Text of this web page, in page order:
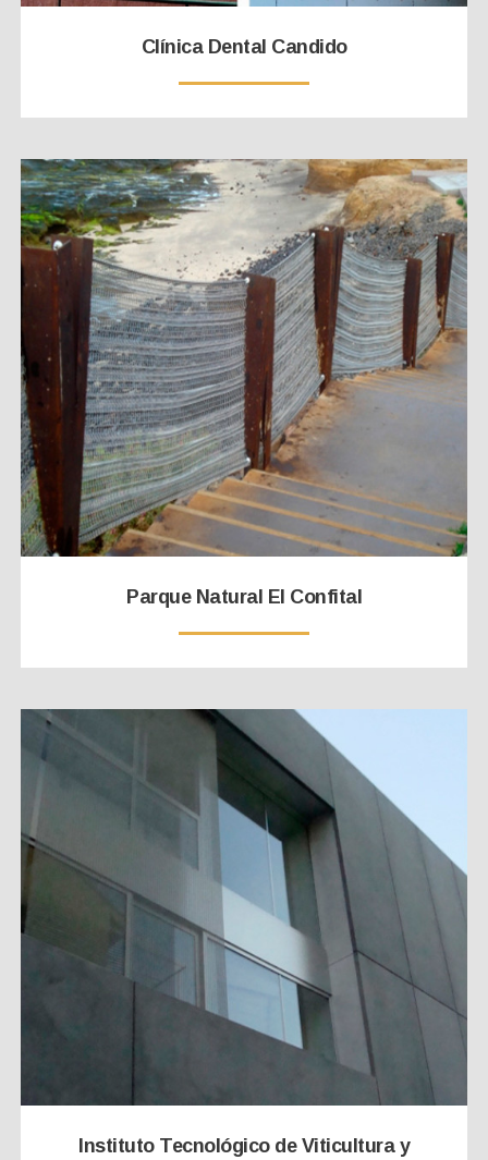
Clínica Dental Candido
Parque Natural El Confital
Instituto Tecnológico de Viticultura y